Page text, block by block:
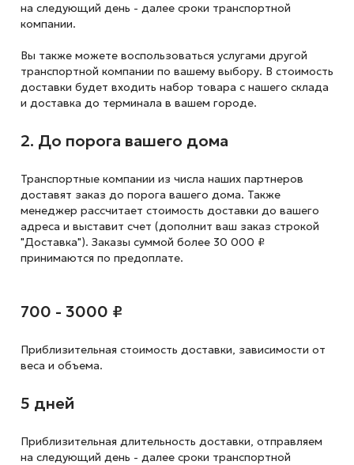
на следующий день - далее сроки транспортной
компании.
Вы также можете воспользоваться услугами другой
транспортной компании по вашему выбору. В стоимость
доставки будет входить набор товара с нашего склада
и доставка до терминала в вашем городе.
2. До порога вашего дома
Транспортные компании из числа наших партнеров
доставят заказ до порога вашего дома. Также
менеджер рассчитает стоимость доставки до вашего
адреса и выставит счет (дополнит ваш заказ строкой
"Доставка"). Заказы суммой более 30 000 ₽
принимаются по предоплате.
700 - 3000 ₽
Приблизительная стоимость доставки, зависимости от
веса и объема.
5 дней
Приблизительная длительность доставки, отправляем
на следующий день - далее сроки транспортной